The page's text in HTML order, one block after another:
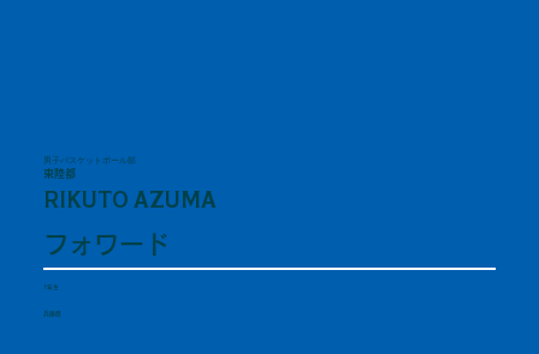
男子バスケットボール部
東陸都
RIKUTO AZUMA
フォワード
1年生
兵庫県